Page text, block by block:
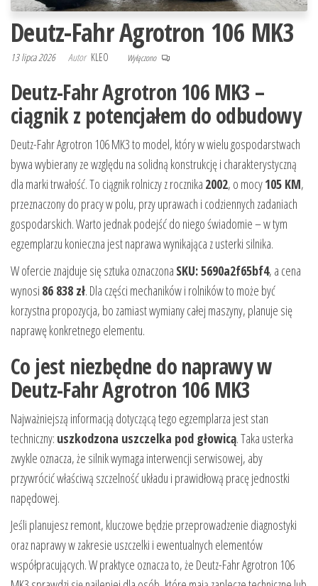
Deutz-Fahr Agrotron 106 MK3
13 lipca 2026 Autor KLEO Wyłączono
Deutz-Fahr Agrotron 106 MK3 –
ciągnik z potencjałem do odbudowy
Deutz-Fahr Agrotron 106 MK3 to model, który w wielu gospodarstwach
bywa wybierany ze względu na solidną konstrukcję i charakterystyczną
dla marki trwałość. To ciągnik rolniczy z rocznika 2002, o mocy105 KM,
przeznaczony do pracy w polu, przy uprawach i codziennych zadaniach
gospodarskich. Warto jednak podejść do niego świadomie – w tym
egzemplarzu konieczna jest naprawa wynikająca z usterki silnika.
W ofercie znajduje się sztuka oznaczona SKU: 5690a2f65bf4, a cena
wynosi 86 838 zł. Dla części mechaników i rolników to może być
korzystna propozycja, bo zamiast wymiany całej maszyny, planuje się
naprawę konkretnego elementu.
Co jest niezbędne do naprawy w
Deutz-Fahr Agrotron 106 MK3
Najważniejszą informacją dotyczącą tego egzemplarza jest stan
techniczny: uszkodzona uszczelka pod głowicą. Taka usterka
zwykle oznacza, że silnik wymaga interwencji serwisowej, aby
przywrócić właściwą szczelność układu i prawidłową pracę jednostki
napędowej.
Jeśli planujesz remont, kluczowe będzie przeprowadzenie diagnostyki
oraz naprawy w zakresie uszczelki i ewentualnych elementów
współpracujących. W praktyce oznacza to, że Deutz-Fahr Agrotron 106